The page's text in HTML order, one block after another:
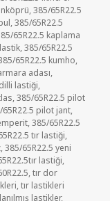
,385/65R22.5
,385/65R22.5
65R22.5 kaplama
,385/65R22.5
65R22.5 kumho,
adası,
lastiği,
,385/65R22.5 pilot
65R22.5 pilot jant,
,385/65R22.5
tır lastiği,
,385/65R22.5 yeni
lastiği,
,tır dor
,tır lastikleri
lastikler,